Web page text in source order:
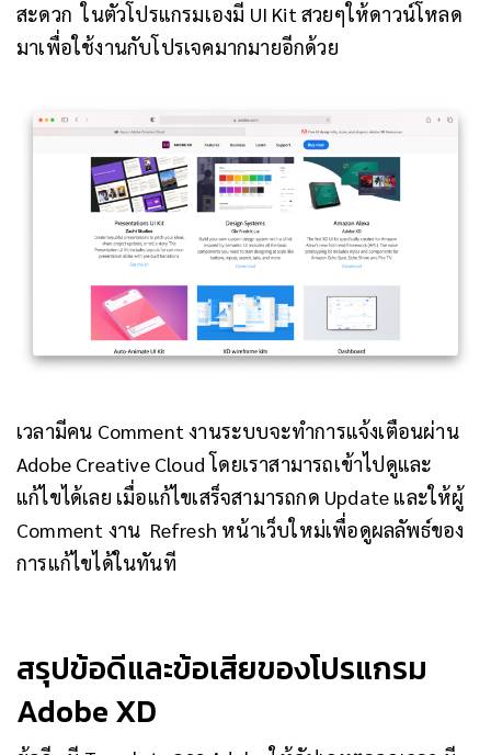
สะดวก ในตัวโปรแกรมเองมี UI Kit สวยๆให้ดาวน์โหลด
มาเพื่อใช้งานกับโปรเจคมากมายอีกด้วย
เวลามีคน Comment งานระบบจะทำการแจ้งเตือนผ่าน
Adobe Creative Cloud โดยเราสามารถเข้าไปดูและ
แก้ไขได้เลย เมื่อแก้ไขเสร็จสามารถกด Update และให้ผู้
Comment งาน Refresh หน้าเว็บใหม่เพื่อดูผลลัพธ์ของ
การแก้ไขได้ในทันที
สรุปข้อดีและข้อเสียของโปรแกรม
Adobe XD